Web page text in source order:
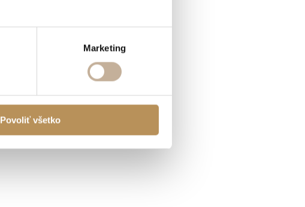
Marketing
Povoliť všetko